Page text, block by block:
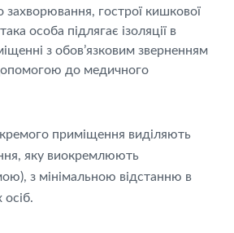
захворювання, гострої кишкової
особа підлягає ізоляції в
з обов’язковим зверненням
до медичного
приміщення виділяють
яку виокремлюють
з мінімальною відстанню в